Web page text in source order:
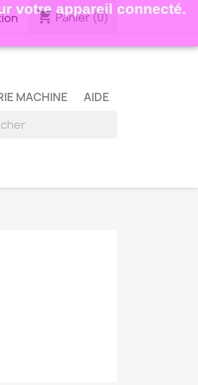
votre appareil connecté.
shopping_cart Panier(0)
MACHINE AIDE